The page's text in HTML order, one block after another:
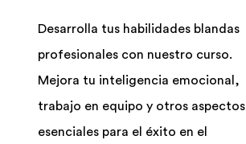
Desarrolla tus habilidades blandas
profesionales con nuestro curso.
Mejora tu inteligencia emocional,
trabajo en equipo y otros aspectos
esenciales para el éxito en el